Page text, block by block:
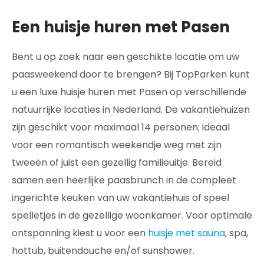
Een huisje huren met Pasen
Bent u op zoek naar een geschikte locatie om uw
paasweekend door te brengen? Bij TopParken kunt
u een luxe huisje huren met Pasen op verschillende
natuurrijke locaties in Nederland. De vakantiehuizen
zijn geschikt voor maximaal 14 personen; ideaal
voor een romantisch weekendje weg met zijn
tweeën of juist een gezellig familieuitje. Bereid
samen een heerlijke paasbrunch in de compleet
ingerichte keuken van uw vakantiehuis of speel
spelletjes in de gezellige woonkamer. Voor optimale
ontspanning kiest u voor een huisje met sauna, spa,
hottub, buitendouche en/of sunshower.